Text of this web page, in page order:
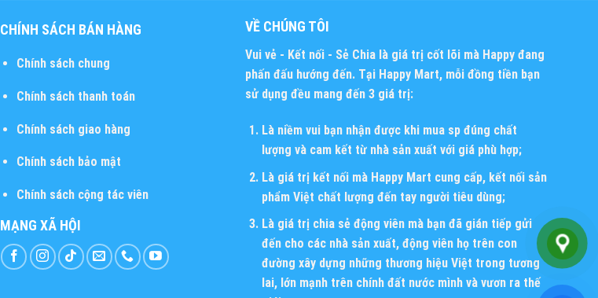
CHÍNH SÁCH BÁN HÀNG
Chính sách chung
Chính sách thanh toán
Chính sách giao hàng
Chính sách bảo mật
Chính sách cộng tác viên
MẠNG XÃ HỘI
VỀ CHÚNG TÔI
Vui vẻ - Kết nối - Sẻ Chia là giá trị cốt lõi mà Happy đang
phấn đấu hướng đến. Tại Happy Mart, mỗi đồng tiền bạn
sử dụng đều mang đến 3 giá trị:
Là niềm vui bạn nhận được khi mua sp đúng chất
lượng và cam kết từ nhà sản xuất với giá phù hợp;
Là giá trị kết nối mà Happy Mart cung cấp, kết nối sản
phẩm Việt chất lượng đến tay người tiêu dùng;
Là giá trị chia sẻ động viên mà bạn đã gián tiếp gửi
đến cho các nhà sản xuất, động viên họ trên con
đường xây dựng những thương hiệu Việt trong tương
lai, lớn mạnh trên chính đất nước mình và vươn ra thế